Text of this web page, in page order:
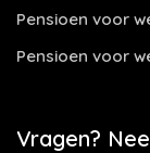
Pensioen voor
Pensioen voor
Vragen?